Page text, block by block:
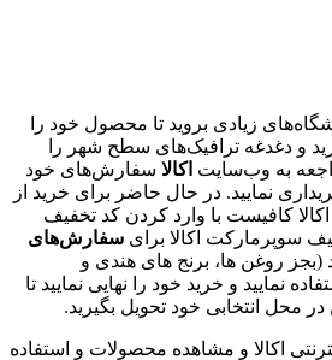
زیادی بروید تا محصول خود را
و دغدغه ترافیک‌های سطح شهر را
به وب‌سایت اکالا سفارش‌های خود
نمایید. در حال حاضر برای خرید از
کافیست با وارد کردن کد تخفیف
سوپرمارکت اکالا برای سفارش‌های
(بجز روغن ها، برنج های هندی و
نمایید و خرید خود را نهایی نمایید تا
محل انتخابی خود تحویل بگیرید.
اکالا و مشاهده محصولات و استفاده